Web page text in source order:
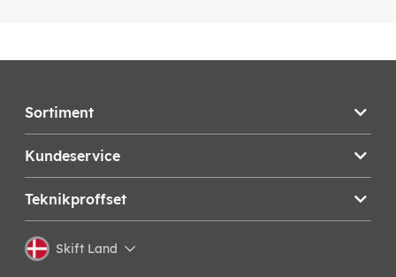
Sortiment
Kundeservice
Teknikproffset
Skift Land